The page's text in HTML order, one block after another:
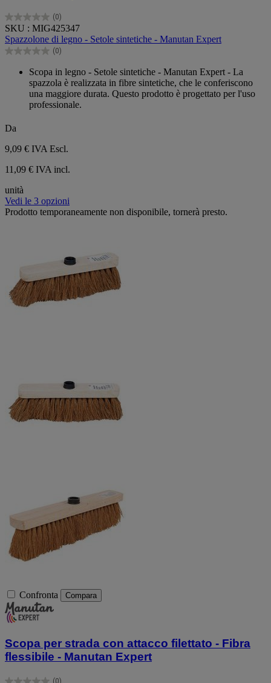
(0)
0.0
su
5
stelle.
SKU : MIG425347
Spazzolone di legno - Setole sintetiche - Manutan Expert
(0)
0.0
Scopa in legno - Setole sintetiche - Manutan Expert - La
spazzola è realizzata in fibre sintetiche, che le conferiscono
una maggiore durata. Questo prodotto è progettato per l'uso
professionale.
Da
9,09 € IVA Escl.
11,09 € IVA incl.
unità
Vedi le 3 opzioni
Prodotto temporaneamente non disponibile, tornerà presto.
Confronta Compara
Scopa per strada con attacco filettato - Fibra
flessibile - Manutan Expert
(0)